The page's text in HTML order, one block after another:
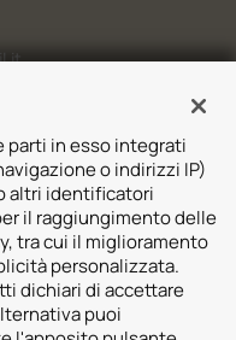
parti in esso integrati
o indirizzi IP)
altri identificatori
il raggiungimento delle
tra cui il miglioramento
personalizzata.
dichiari di accettare
puoi